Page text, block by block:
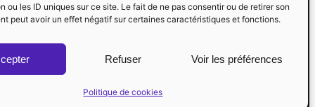
ou les ID uniques sur ce site. Le fait de ne pas consentir ou de retirer son
peut avoir un effet négatif sur certaines caractéristiques et fonctions.
Refuser Voir les préférences
Politique de cookies
vibe coding virtual host vscode